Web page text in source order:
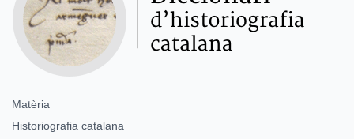
Matèria
Historiografia catalana